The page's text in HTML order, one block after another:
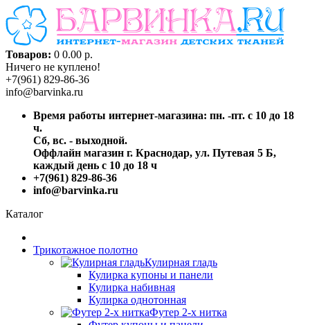
Товаров: 0 0.00 р.
Ничего не куплено!
+7(961) 829-86-36
info@barvinka.ru
Время работы интернет-магазина: пн. -пт. с 10 до 18
ч.
Сб, вс. - выходной.
Оффлайн магазин г. Краснодар, ул. Путевая 5 Б,
каждый день с 10 до 18 ч
+7(961) 829-86-36
info@barvinka.ru
Каталог
Трикотажное полотно
Кулирная гладь
Кулирка купоны и панели
Кулирка набивная
Кулирка однотонная
Футер 2-х нитка